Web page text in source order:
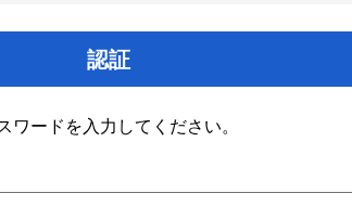
認証
ワードを入力してください。